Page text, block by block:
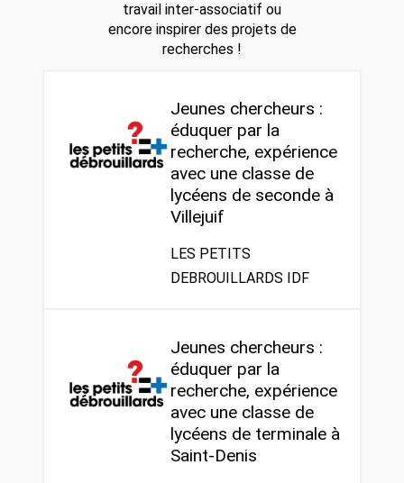
travail inter-associatif ou
encore inspirer des projets de
recherches !
Jeunes chercheurs :
éduquer par la
recherche, expérience
avec une classe de
lycéens de seconde à
Villejuif
LES PETITS
DEBROUILLARDS IDF
Jeunes chercheurs :
éduquer par la
recherche, expérience
avec une classe de
lycéens de terminale à
Saint-Denis